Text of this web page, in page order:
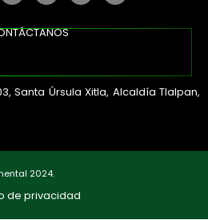
Santa Úrsula Xitla, Alcaldía Tlalpan,
2024.
de privacidad